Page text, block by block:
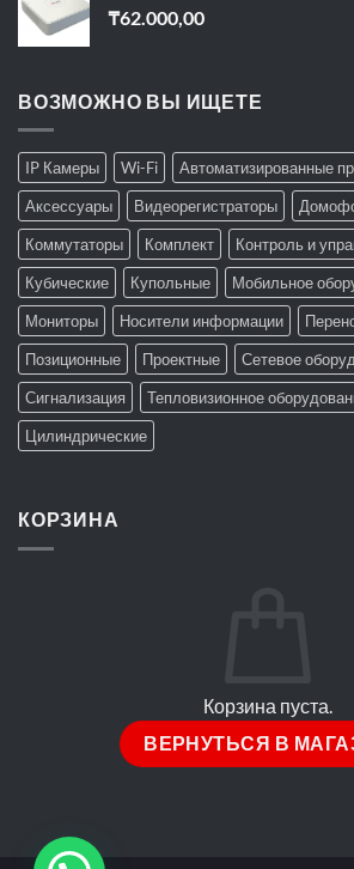
₸62.000,00
ВОЗМОЖНО ВЫ ИЩЕТЕ
IP Камеры Wi-Fi
Автоматизированные
Аксессуары
Видеорегистраторы
Коммутаторы
Комплект
Контроль и
Кубические
Купольные
Мобильное
Мониторы
Носители информации
Позиционные
Проектные
Сетевое
Сигнализация
Тепловизионное
Цилиндрические
КОРЗИНА
Корзина пуста.
ВЕРНУТЬСЯ В